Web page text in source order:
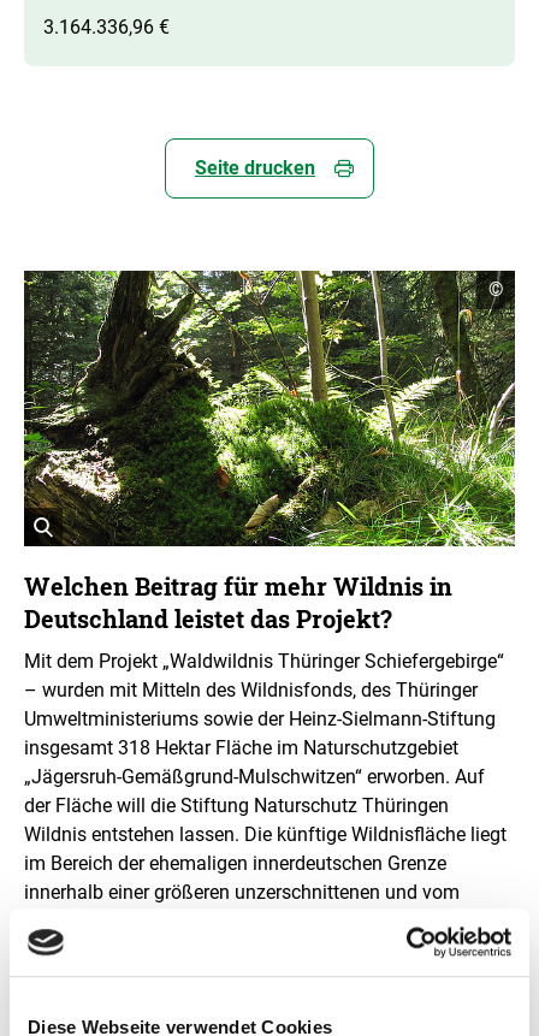
Diese Webseite verwendet Cookies
3.164.336,96 €
Seite drucken
f
f
n
e
t
B
i
l
d
i
n
e
i
n
e
v
C
o
p
y
r
i
g
h
t
I
n
f
o
r
n
e
ö
f
©
Welchen Beitrag für mehr Wildnis in
Deutschland leistet das Projekt?
Mit dem Projekt „Waldwildnis Thüringer Schiefergebirge“
– wurden mit Mitteln des Wildnisfonds, des Thüringer
Umweltministeriums sowie der Heinz-Sielmann-Stiftung
insgesamt 318 Hektar Fläche im Naturschutzgebiet
„Jägersruh-Gemäßgrund-Mulschwitzen“ erworben. Auf
der Fläche will die Stiftung Naturschutz Thüringen
Wildnis entstehen lassen. Die künftige Wildnisfläche liegt
im Bereich der ehemaligen innerdeutschen Grenze
innerhalb einer größeren unzerschnittenen und vom
Menschen wenig gestörten Waldlandschaft. Die Lage in
einem Naturschutzgebiet und die Nachbarschaft zu einer
potenziellen Erweiterungsfläche des Nationalen